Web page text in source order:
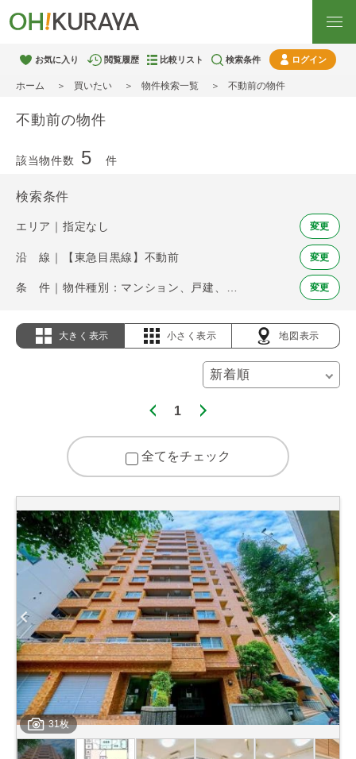
お気に入り 閲覧履歴 比較リスト 検索条件 ログイン
ホーム 買いたい 物件検索一覧 不動前の物件
不動前の物件
該当物件数 5 件
検索条件
エリア｜指定なし 変更
沿 線｜【東急目黒線】不動前 変更
変更
大きく表示 小さく表示 地図表示
1
全てをチェック
31枚